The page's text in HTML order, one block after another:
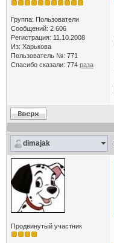
Группа: Пользователи
Сообщений: 2 606
Регистрация: 11.10.2008
Из: Харькова
Пользователь №: 771
Спасибо сказали: 774 раза
dimajak
Продвинутый участник